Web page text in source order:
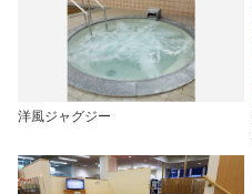
洋風ジャグジー